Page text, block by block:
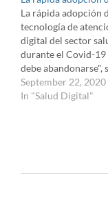
La rápida adopción
tecnología de
digital del sector
durante el Covid-
debe abandonarse",
un nuevo informe.
September 22, 2020
In "Salud Digital"